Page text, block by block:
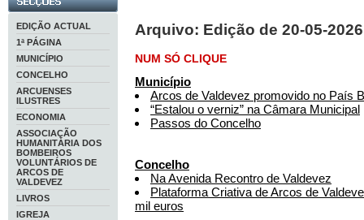
EDIÇÃO ACTUAL
1ª PÁGINA
MUNICÍPIO
CONCELHO
ARCUENSES
ILUSTRES
ECONOMIA
ASSOCIAÇÃO
HUMANITÁRIA DOS
BOMBEIROS
VOLUNTÁRIOS DE
ARCOS DE
VALDEVEZ
LIVROS
IGREJA
Arquivo: Edição de 20-05-2026
NUM SÓ CLIQUE
Município
Arcos de Valdevez promovido no País
“Estalou o verniz” na Câmara Municipal
Passos do Concelho
Concelho
Na Avenida Recontro de Valdevez
Plataforma Criativa de Arcos de
mil euros